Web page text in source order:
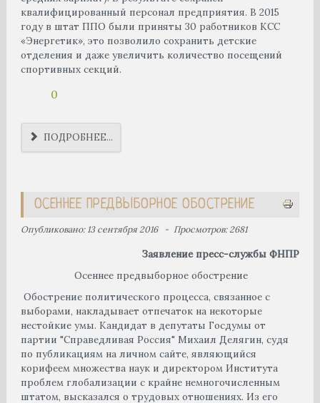
квалифицированный персонал предприятия. В 2015
году в штат ППО были приняты 30 работников КСС
«Энергетик», это позволило сохранить детские
отделения и даже увеличить количество посещений
спортивных секций.
0
ПОДРОБНЕЕ...
ОСЕННЕЕ ПРЕДВЫБОРНОЕ ОБОСТРЕНИЕ
Опубликовано: 13 сентября 2016 Просмотров: 2681
Заявление пресс-службы ФНПР
Осеннее предвыборное обострение
Обострение политического процесса, связанное с
выборами, накладывает отпечаток на некоторые
нестойкие умы. Кандидат в депутаты Госдумы от
партии "Справедливая Россия" Михаил Делягин, судя
по публикациям на личном сайте, являющийся
корифеем множества наук и директором Института
проблем глобализации с крайне немногочисленным
штатом, высказался о трудовых отношениях. Из его